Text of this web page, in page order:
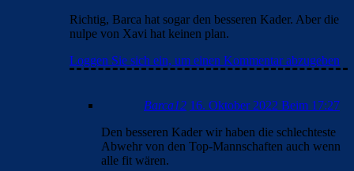
Richtig, Barca hat sogar den besseren Kader. Aber die
nulpe von Xavi hat keinen plan.
Loggen Sie sich ein, um einen Kommentar abzugeben
Barca12 16. Oktober 2022 Beim 17:27
Den besseren Kader wir haben die schlechteste
Abwehr von den Top-Mannschaften auch wenn
alle fit wären.